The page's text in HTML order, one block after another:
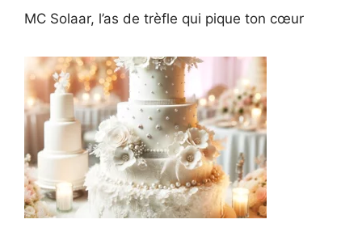
MC Solaar, l’as de trèfle qui pique ton cœur